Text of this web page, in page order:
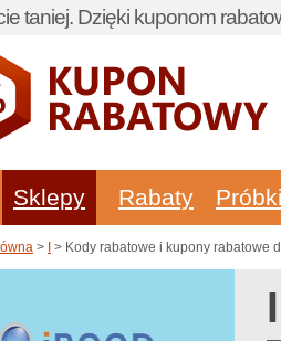
taniej. Dzięki kuponom
Sklepy Rabaty Próbki
> > Kody rabatowe i kupony rabatowe